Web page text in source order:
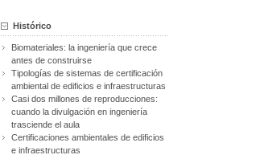
Histórico
Biomateriales: la ingeniería que crece
antes de construirse
Tipologías de sistemas de certificación
ambiental de edificios e infraestructuras
Casi dos millones de reproducciones:
cuando la divulgación en ingeniería
trasciende el aula
Certificaciones ambientales de edificios
e infraestructuras